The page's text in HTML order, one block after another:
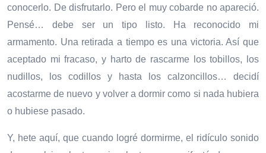
conocerlo. De disfrutarlo. Pero el muy cobarde no apareció.
Pensé… debe ser un tipo listo. Ha reconocido mi
armamento. Una retirada a tiempo es una victoria. Así que
aceptado mi fracaso, y harto de rascarme los tobillos, los
nudillos, los codillos y hasta los calzoncillos… decidí
acostarme de nuevo y volver a dormir como si nada hubiera
o hubiese pasado.
Y, hete aquí, que cuando logré dormirme, el ridículo sonido